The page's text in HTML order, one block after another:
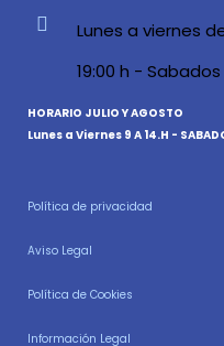
Lunes a viernes
19:00 h - Sabados
HORARIO JULIO Y AGOSTO
Lunes a Viernes 9 A 14.H -
Política de privacidad
Aviso Legal
Política de Cookies
Información Legal